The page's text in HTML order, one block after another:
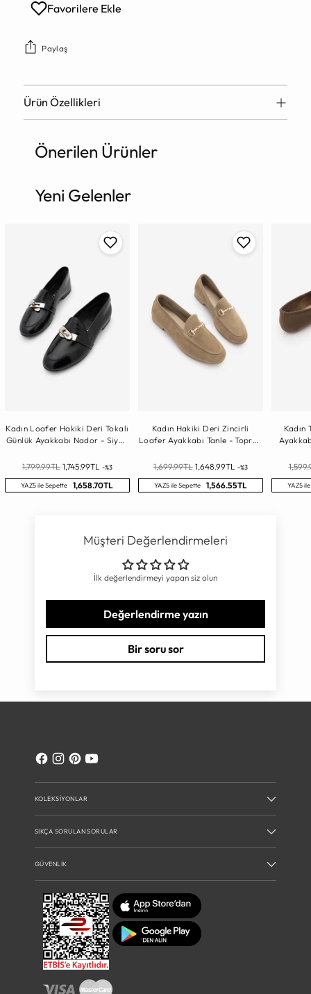
Favorilere Ekle
Paylaş
Ürün Özellikleri
Ürün
sepete
Önerilen Ürünler
Yeni Gelenler
Kadın Loafer Hakiki Deri Tokalı
Günlük Ayakkabı Nador - Siyah
Normal
Fiyat
1,799.99TL 1,745.99TL -%3
YAZ5 ile Sepette 1,658.70TL
Kadın Hakiki Deri Zincirli
Loafer Ayakkabı Tanle - Toprak
Normal
Fiyat
1,699.99TL 1,648.99TL -%3
YAZ5 ile Sepette 1,566.55TL
Kadın
Fiyat
YAZ5
Müşteri Değerlendirmeleri
İlk değerlendirmeyi yapan siz olun
Değerlendirme yazın
Bir soru sor
KOLEKSIYONLAR
SIKÇA SORULAN SORULAR
GÜVENLIK